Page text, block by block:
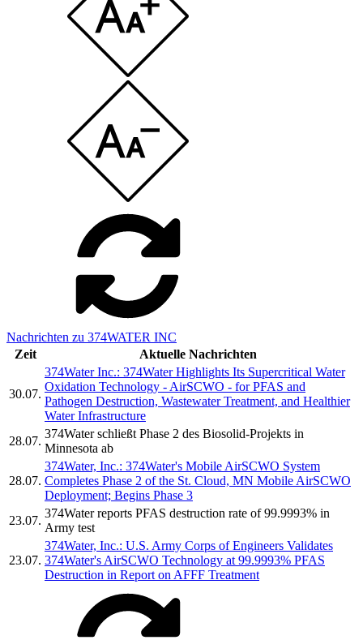
Nachrichten zu 374WATER INC
Zeit
Aktuelle Nachrichten
30.07.
374Water Inc.: 374Water Highlights Its Supercritical Water
Oxidation Technology - AirSCWO - for PFAS and
Pathogen Destruction, Wastewater Treatment, and Healthier
Water Infrastructure
28.07.
374Water schließt Phase 2 des Biosolid-Projekts in
Minnesota ab
28.07.
374Water, Inc.: 374Water's Mobile AirSCWO System
Completes Phase 2 of the St. Cloud, MN Mobile AirSCWO
Deployment; Begins Phase 3
23.07.
374Water reports PFAS destruction rate of 99.9993% in
Army test
23.07.
374Water, Inc.: U.S. Army Corps of Engineers Validates
374Water's AirSCWO Technology at 99.9993% PFAS
Destruction in Report on AFFF Treatment